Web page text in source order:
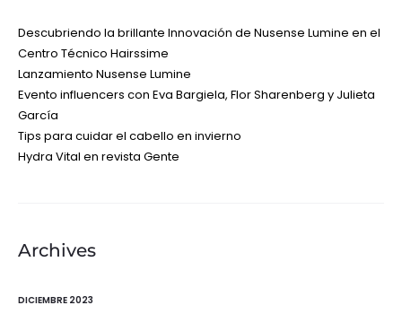
Descubriendo la brillante Innovación de Nusense Lumine en el
Centro Técnico Hairssime
Lanzamiento Nusense Lumine
Evento influencers con Eva Bargiela, Flor Sharenberg y Julieta
García
Tips para cuidar el cabello en invierno
Hydra Vital en revista Gente
Archives
DICIEMBRE 2023